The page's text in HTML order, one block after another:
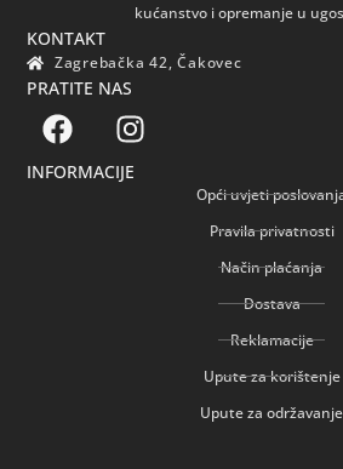
kućanstvo i opremanje u
KONTAKT
Zagrebačka 42, Čakovec
PRATITE NAS
INFORMACIJE
Opći uvjeti
Pravila privatnosti
Način plaćanja
Dostava
Reklamacije
Upute za korištenje
Upute za održavanje